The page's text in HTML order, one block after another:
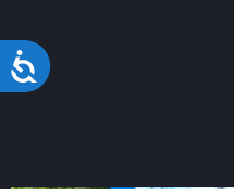
Acessibilidade